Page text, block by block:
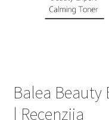
Balea Beauty
| Recenzija